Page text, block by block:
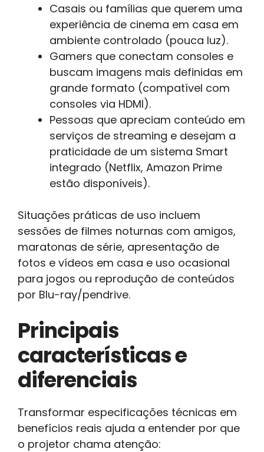
Casais ou famílias que querem uma
experiência de cinema em casa em
ambiente controlado (pouca luz).
Gamers que conectam consoles e
buscam imagens mais definidas em
grande formato (compatível com
consoles via HDMI).
Pessoas que apreciam conteúdo em
serviços de streaming e desejam a
praticidade de um sistema Smart
integrado (Netflix, Amazon Prime
estão disponíveis).
Situações práticas de uso incluem
sessões de filmes noturnas com amigos,
maratonas de série, apresentação de
fotos e vídeos em casa e uso ocasional
para jogos ou reprodução de conteúdos
por Blu-ray/pendrive.
Principais
características e
diferenciais
Transformar especificações técnicas em
benefícios reais ajuda a entender por que
o projetor chama atenção: